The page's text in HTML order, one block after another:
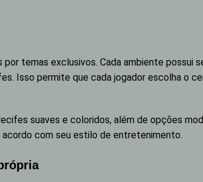
temas exclusivos. Cada ambiente possui
Isso permite que cada jogador escolha o
suaves e coloridos, além de opções
acordo com seu estilo de entretenimento.